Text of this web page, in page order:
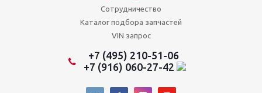
Сотрудничество
Каталог подбора запчастей
VIN запрос
+7 (495) 210-51-06
+7 (916) 060-27-42